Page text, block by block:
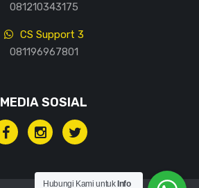
081210343175
CS Support 3
081196967801
MEDIA SOSIAL
Hubungi Kami untuk Info